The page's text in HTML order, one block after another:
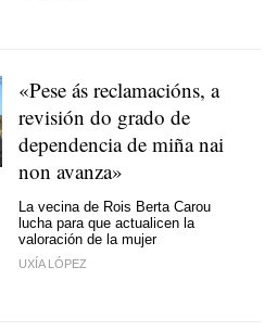
«Pese ás reclamacións, a
revisión do grado de
dependencia de miña nai
non avanza»
La vecina de Rois Berta Carou
lucha para que actualicen la
valoración de la mujer
UXÍA LÓPEZ